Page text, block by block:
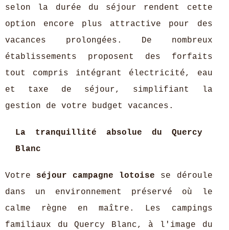
selon la durée du séjour rendent cette
option encore plus attractive pour des
vacances prolongées. De nombreux
établissements proposent des forfaits
tout compris intégrant électricité, eau
et taxe de séjour, simplifiant la
gestion de votre budget vacances.
La tranquillité absolue du Quercy
Blanc
Votre séjour campagne lotoise se déroule
dans un environnement préservé où le
calme règne en maître. Les campings
familiaux du Quercy Blanc, à l'image du